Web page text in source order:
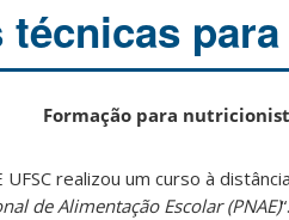
técnicas
Formação para
realizou um curso à
de Alimentação Escolar (PNAE)